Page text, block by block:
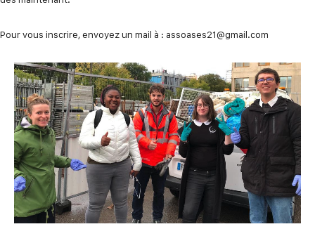
Pour vous inscrire, envoyez un mail à : assoases21@gmail.com
Lecteur
vidéo